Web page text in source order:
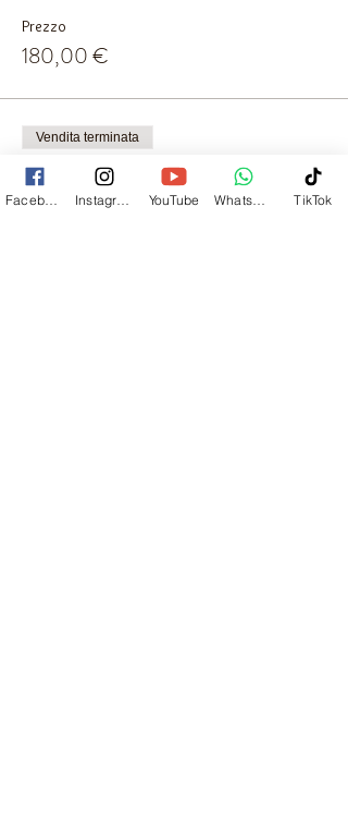
Prezzo
180,00 €
Vendita terminata
Tipo di biglietto
I^ II^ MAESTRIA - R. AKASHICI
YouTube TikTok